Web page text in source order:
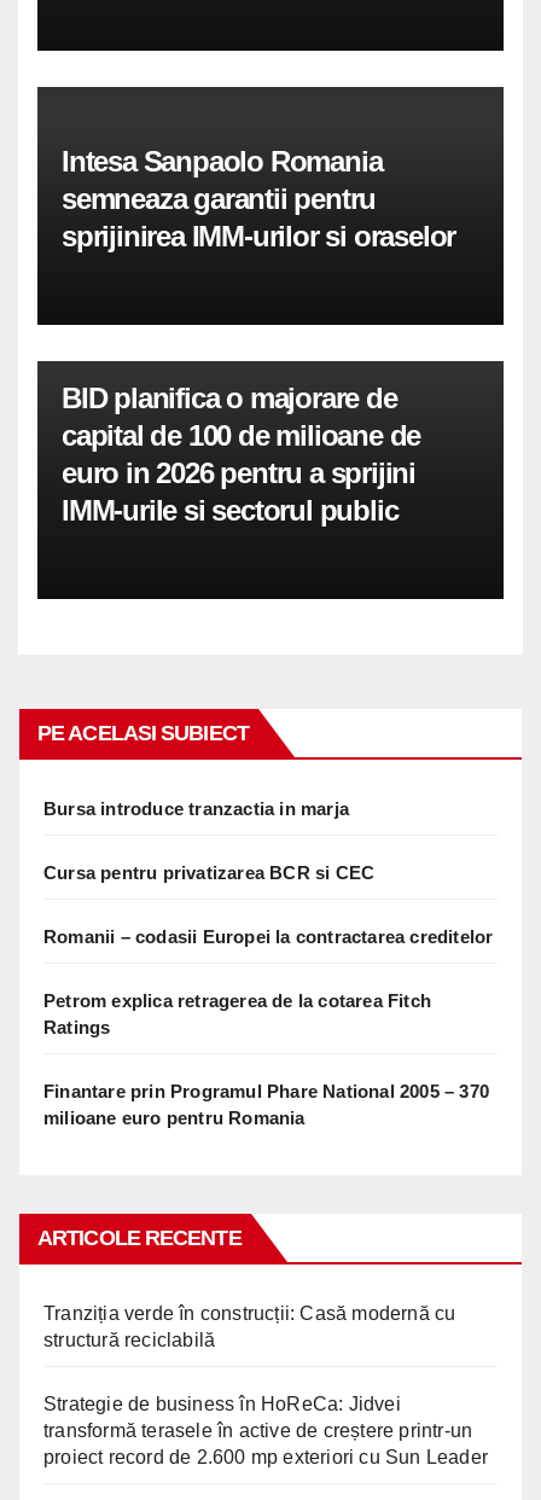
Intesa Sanpaolo Romania
semneaza garantii pentru
sprijinirea IMM-urilor si oraselor
BID planifica o majorare de
capital de 100 de milioane de
euro in 2026 pentru a sprijini
IMM-urile si sectorul public
PE ACELASI SUBIECT
Bursa introduce tranzactia in marja
Cursa pentru privatizarea BCR si CEC
Romanii – codasii Europei la contractarea creditelor
Petrom explica retragerea de la cotarea Fitch
Ratings
Finantare prin Programul Phare National 2005 – 370
milioane euro pentru Romania
ARTICOLE RECENTE
Tranziția verde în construcții: Casă modernă cu
structură reciclabilă
Strategie de business în HoReCa: Jidvei
transformă terasele în active de creștere printr-un
proiect record de 2.600 mp exteriori cu Sun Leader